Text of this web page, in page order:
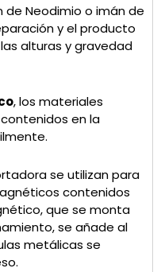
Neodimio o imán de
y el producto
alturas y gravedad
, los materiales
en la
se utilizan para
contenidos
que se monta
se añade al
metálicas se